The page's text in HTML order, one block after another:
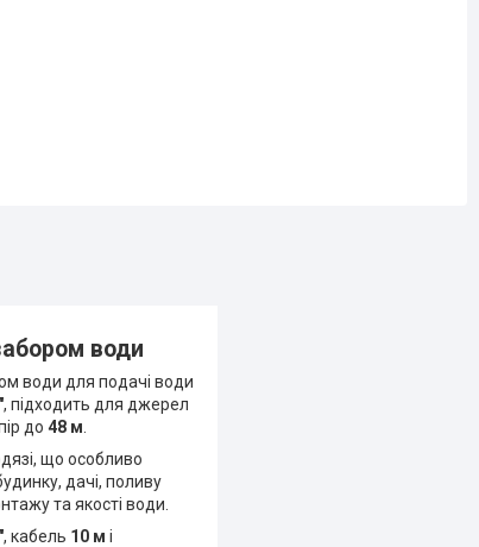
води
води для подачі води
, підходить для джерел
до 48 м
що особливо
дачі, поливу
та якості води.
, кабель 10 м і